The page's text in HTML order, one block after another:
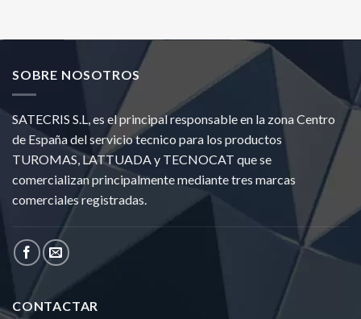
SOBRE NOSOTROS
SATECRIS S.L, es el principal responsable en la zona Centro
de España del servicio tecnico para los productos
TUROMAS, LATTUADA y TECNOCAT que se
comercializan principalmente mediante tres marcas
comerciales registradas.
CONTACTAR